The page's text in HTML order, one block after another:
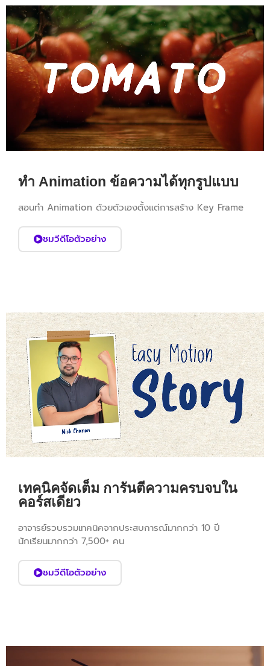
ทำ Animation ข้อความได้ทุกรูปแบบ
สอนทำ Animation ด้วยตัวเองตั้งแต่การสร้าง Key Frame
ชมวีดีโอตัวอย่าง
เทคนิคจัดเต็ม การันตีความครบจบใน
คอร์สเดียว
อาจารย์รวบรวมเทคนิคจากประสบการณ์มากกว่า 10 ปี
นักเรียนมากกว่า 7,500+ คน
ชมวีดีโอตัวอย่าง